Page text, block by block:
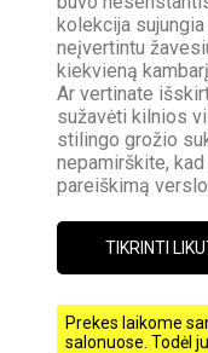
kolekcija
neįvertintu
kiekvieną
Ar vertinate
sužavėti kilnios
stilingo grožio
nepamirškite,
pareiškimą
TIKRINTI
Prekes laikome
salonuose. Todėl